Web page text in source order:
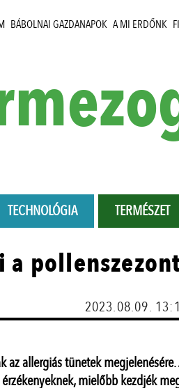
BÁBOLNAI GAZDANAPOK A MI ERDŐNK
TECHNOLÓGIA TERMÉSZET
a
2023.08.09.
allergiás tünetek megjelenésére.
mielőbb kezdjék